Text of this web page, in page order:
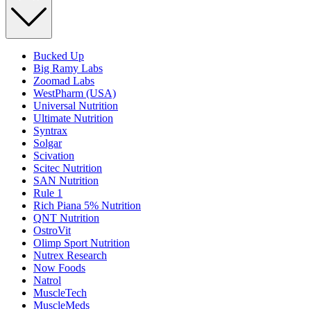
Bucked Up
Big Ramy Labs
Zoomad Labs
WestPharm (USA)
Universal Nutrition
Ultimate Nutrition
Syntrax
Solgar
Scivation
Scitec Nutrition
SAN Nutrition
Rule 1
Rich Piana 5% Nutrition
QNT Nutrition
OstroVit
Olimp Sport Nutrition
Nutrex Research
Now Foods
Natrol
MuscleTech
MuscleMeds